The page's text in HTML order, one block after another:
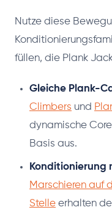
Nutze diese
füllen, die Plank
Gleiche Plank-
Climbers und
dynamische
Basis aus.
Konditionierung
Marschieren auf
Stelle erhalten